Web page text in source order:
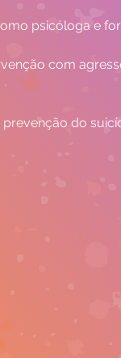
psicóloga e
com
do